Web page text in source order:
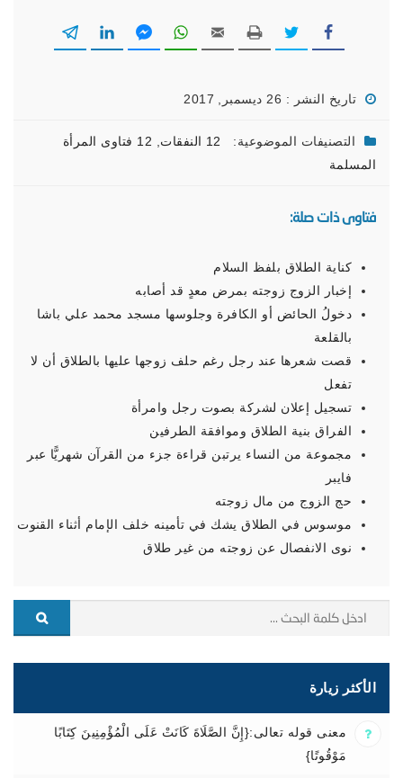
تاريخ النشر : 26 ديسمبر, 2017
التصنيفات الموضوعية: 12 النفقات
12 فتاوى المرأة
المسلمة
فتاوى ذات صلة:
كناية الطلاق بلفظ السلام
إخبار الزوج زوجته بمرض معدٍ قد أصابه
دخولُ الحائض أو الكافرة وجلوسها مسجد محمد علي باشا
بالقلعة
قصت شعرها عند رجل رغم حلف زوجها عليها بالطلاق أن لا
تفعل
تسجيل إعلان لشركة بصوت رجل وامرأة
الفراق بنية الطلاق وموافقة الطرفين
مجموعة من النساء يرتبن قراءة جزء من القرآن شهريًّا عبر
فايبر
حج الزوج من مال زوجته
موسوس في الطلاق يشك في تأمينه خلف الإمام أثناء القنوت
نوى الانفصال عن زوجته من غير طلاق
الأكثر زيارة
معنى قوله تعالى:{إِنَّ الصَّلَاةَ كَانَتْ عَلَى الْمُؤْمِنِينَ كِتَابًا
مَوْقُوتًا}